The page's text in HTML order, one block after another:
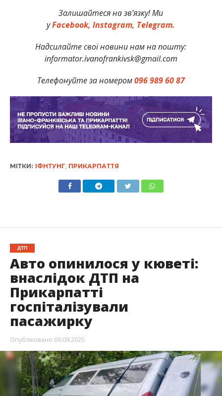
Залишайтеся на зв’язку! Ми
уFacebook, Instagram, Telegram.
Надсилайте свої новини нам на пошту:
informator.ivanofrankivsk@gmail.com
Телефонуйте за номером096 989 60 87
МІТКИ: ІФНТУНГ ПРИКАРПАТТЯ
ДТП
Авто опинилося у кюветі:
внаслідок ДТП на
Прикарпатті
госпіталізували
пасажирку
Опубліковано 09.09.2025